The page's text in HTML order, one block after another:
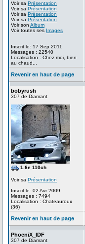
Voir sa Présentation
Voir sa Présentation
Voir sa Présentation
Voir sa Présentation
Voir son Album
Voir toutes ses Images
Inscrit le: 17 Sep 2011
Messages : 22540
Localisation : Chez moi, bien
au chaud...
Revenir en haut de page
bobyrush
307 de Diamant
1.6e 110ch
Voir sa Présentation
Inscrit le: 02 Avr 2009
Messages : 7494
Localisation : Chateauroux
(36)
Revenir en haut de page
PhoeniX_IDF
307 de Diamant